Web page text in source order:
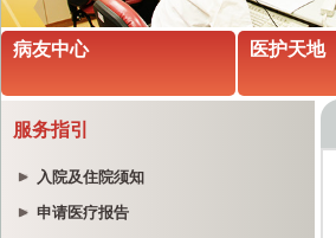
病友中心 医护天地
服务指引
入院及住院须知
申请医疗报告